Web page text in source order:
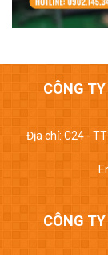
CÔNG
Địa chỉ: C24 -
CÔNG